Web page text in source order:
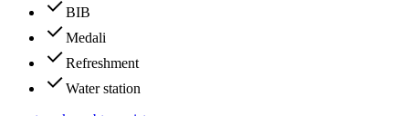
BIB
Medali
Refreshment
Water station